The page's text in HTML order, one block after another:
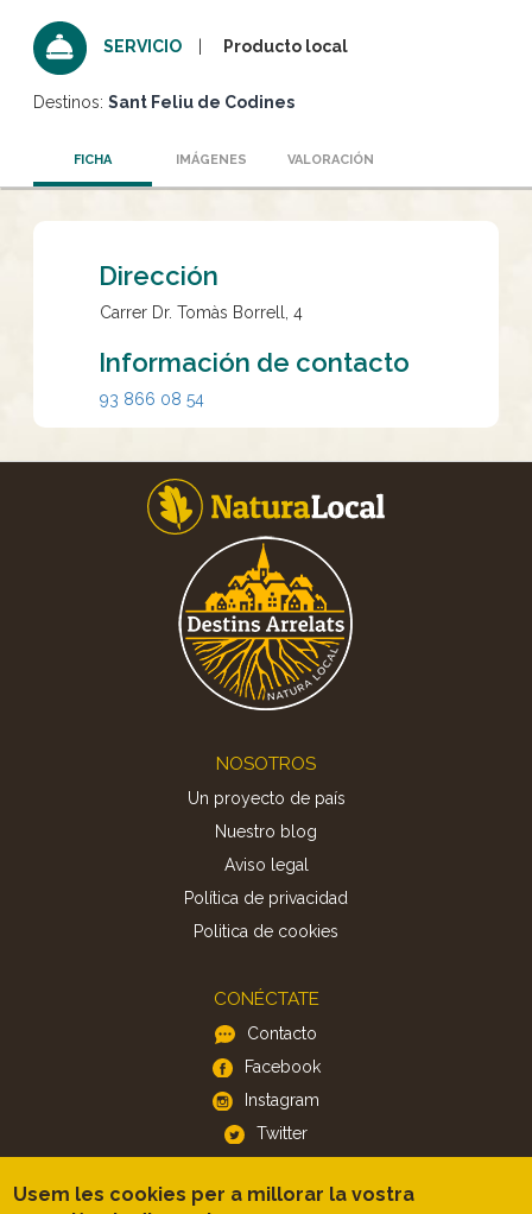
SERVICIO Producto local
Destinos: Sant Feliu de Codines
FICHA IMÁGENES VALORACIÓN
Dirección
Carrer Dr. Tomàs Borrell, 4
Información de contacto
93 866 08 54
NOSOTROS
Un proyecto de país
Nuestro blog
Aviso legal
Política de privacidad
Politica de cookies
CONÉCTATE
Contacto
Facebook
Instagram
Twitter
APP
Usem les cookies per a millorar la vostra